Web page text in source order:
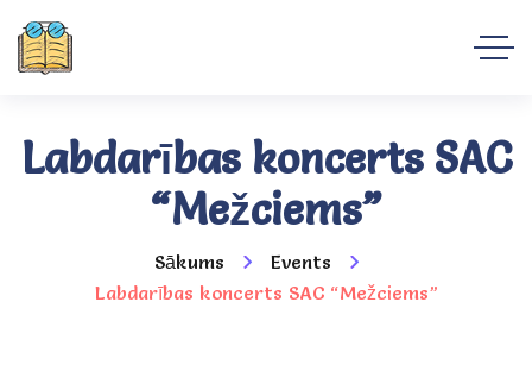
Labdarības koncerts SAC
“Mežciems”
Sākums
Events
Labdarības koncerts SAC “Mežciems”